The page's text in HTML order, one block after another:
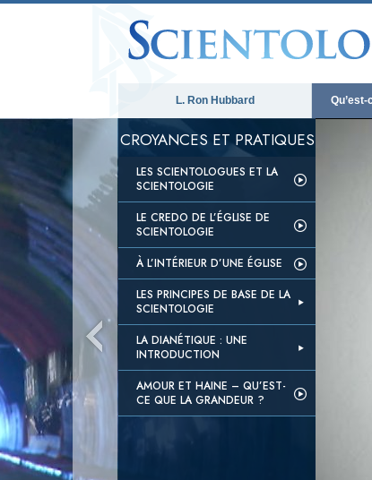
L. Ron Hubbard
CROYANCES ET PRATIQUES
LES SCIENTOLOGUES ET LA
SCIENTOLOGIE
LE CREDO DE L’ÉGLISE DE
SCIENTOLOGIE
À L’INTÉRIEUR D’UNE ÉGLISE
LES PRINCIPES DE BASE DE LA
SCIENTOLOGIE
LA DIANÉTIQUE : UNE
INTRODUCTION
AMOUR ET HAINE – QU’EST-
CE QUE LA GRANDEUR ?